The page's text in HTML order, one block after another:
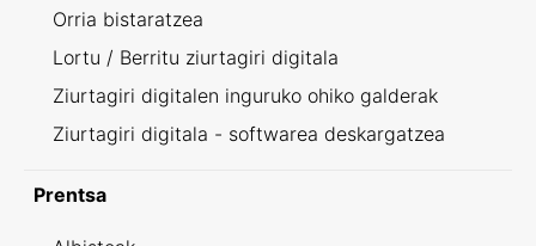
Orria bistaratzea
Lortu / Berritu ziurtagiri digitala
Ziurtagiri digitalen inguruko ohiko galderak
Ziurtagiri digitala - softwarea deskargatzea
Prentsa